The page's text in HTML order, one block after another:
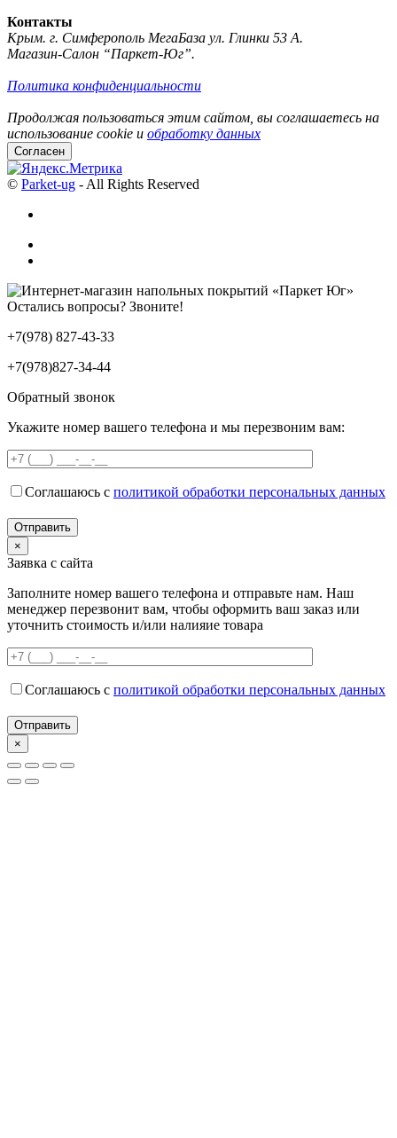
Контакты
Крым. г. Симферополь МегаБаза ул. Глинки 53 А.
Магазин-Салон “Паркет-Юг”.
Политика конфиденциальности
Продолжая пользоваться этим сайтом, вы соглашаетесь на
использование cookie и обработку данных
Согласен
© Parket-ug - All Rights Reserved
Остались вопросы? Звоните!
+7(978) 827-43-33
+7(978)827-34-44
Обратный звонок
Укажите номер вашего телефона и мы перезвоним вам:
Соглашаюсь с политикой обработки персональных данных
×
Заявка с сайта
Заполните номер вашего телефона и отправьте нам. Наш
менеджер перезвонит вам, чтобы оформить ваш заказ или
уточнить стоимость и/или налияие товара
Соглашаюсь с политикой обработки персональных данных
×